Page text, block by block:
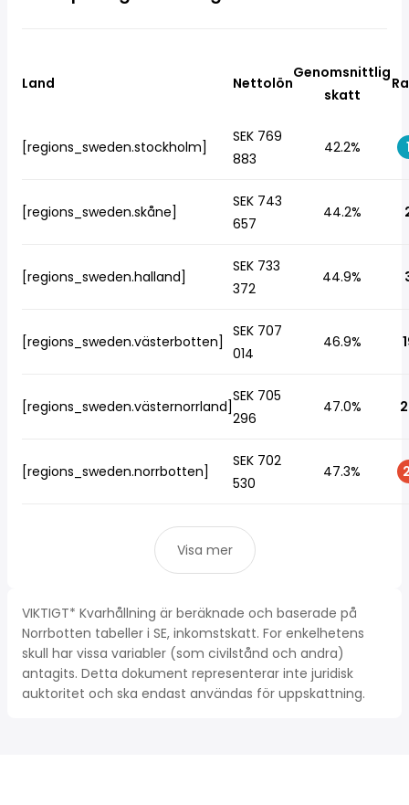
Land Nettolön
Genomsnittlig
skatt
[regions_sweden.stockholm]
SEK 769
883
42.2%
[regions_sweden.skåne]
SEK 743
657
44.2%
[regions_sweden.halland]
SEK 733
372
44.9%
[regions_sweden.västerbotten]
SEK 707
014
46.9%
[regions_sweden.västernorrland]
SEK 705
296
47.0%
[regions_sweden.norrbotten]
SEK 702
530
47.3%
Visa mer
VIKTIGT* Kvarhållning är beräknade och baserade på
Norrbotten tabeller i SE, inkomstskatt. For enkelhetens
skull har vissa variabler (som civilstånd och andra)
antagits. Detta dokument representerar inte juridisk
auktoritet och ska endast användas för uppskattning.